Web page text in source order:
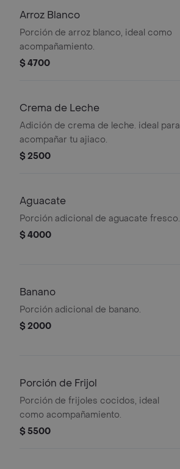
Arroz Blanco
Porción de arroz blanco, ideal como
acompañamiento.
$ 4700
Crema de Leche
Adición de crema de leche. ideal para
acompañar tu ajiaco.
$ 2500
Aguacate
Porción adicional de aguacate fresco.
$ 4000
Banano
Porción adicional de banano.
$ 2000
Porción de Frijol
Porción de frijoles cocidos, ideal
como acompañamiento.
$ 5500